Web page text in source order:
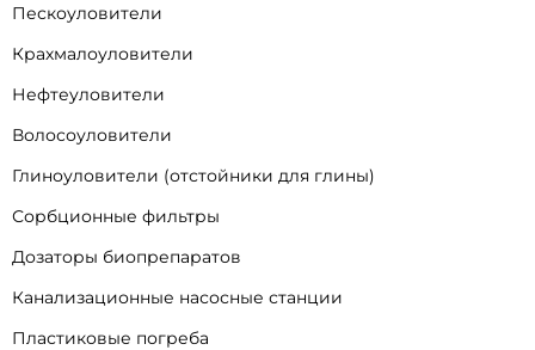
Пескоуловители
Крахмалоуловители
Нефтеуловители
Волосоуловители
Глиноуловители (отстойники для глины)
Сорбционные фильтры
Дозаторы биопрепаратов
Канализационные насосные станции
Пластиковые погреба